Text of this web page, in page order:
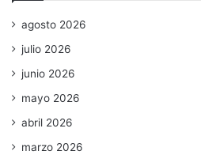
agosto 2026
julio 2026
junio 2026
mayo 2026
abril 2026
marzo 2026